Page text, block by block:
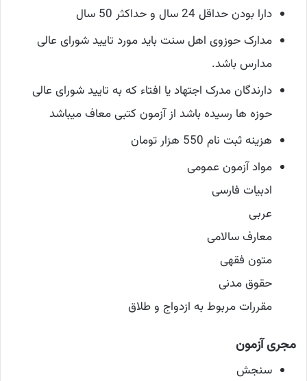
دارا بودن حداقل 24 سال و حداکثر 50 سال
مدارک حوزوی اهل سنت باید مورد تایید شورای عالی
مدارس باشد.
دارندگان مدرک اجتهاد یا افتاء که به تایید شورای عالی
حوزه ها رسیده باشد از آزمون کتبی معاف میباشد
هزینه ثبت نام 550 هزار تومان
مواد آزمون عمومی
ادبیات فارسی
عربی
معارف سالامی
متون فقهی
حقوق مدنی
مقررات مربوط به ازدواج و طلاق
مجری آزمون
سنجش